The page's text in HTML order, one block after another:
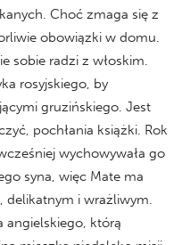
Choć zmaga się z
obowiązki w domu.
sobie radzi z włoskim.
rosyjskiego, by
gruzińskiego. Jest
pochłania książki. Rok
wychowywała go
syna, więc Mate ma
delikatnym i wrażliwym.
angielskiego, którą